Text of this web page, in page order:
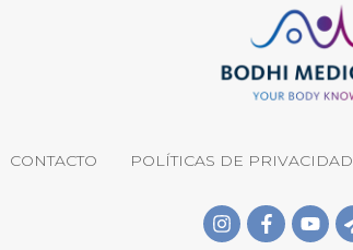
CONTACTO POLÍTICAS DE PRIVACIDAD